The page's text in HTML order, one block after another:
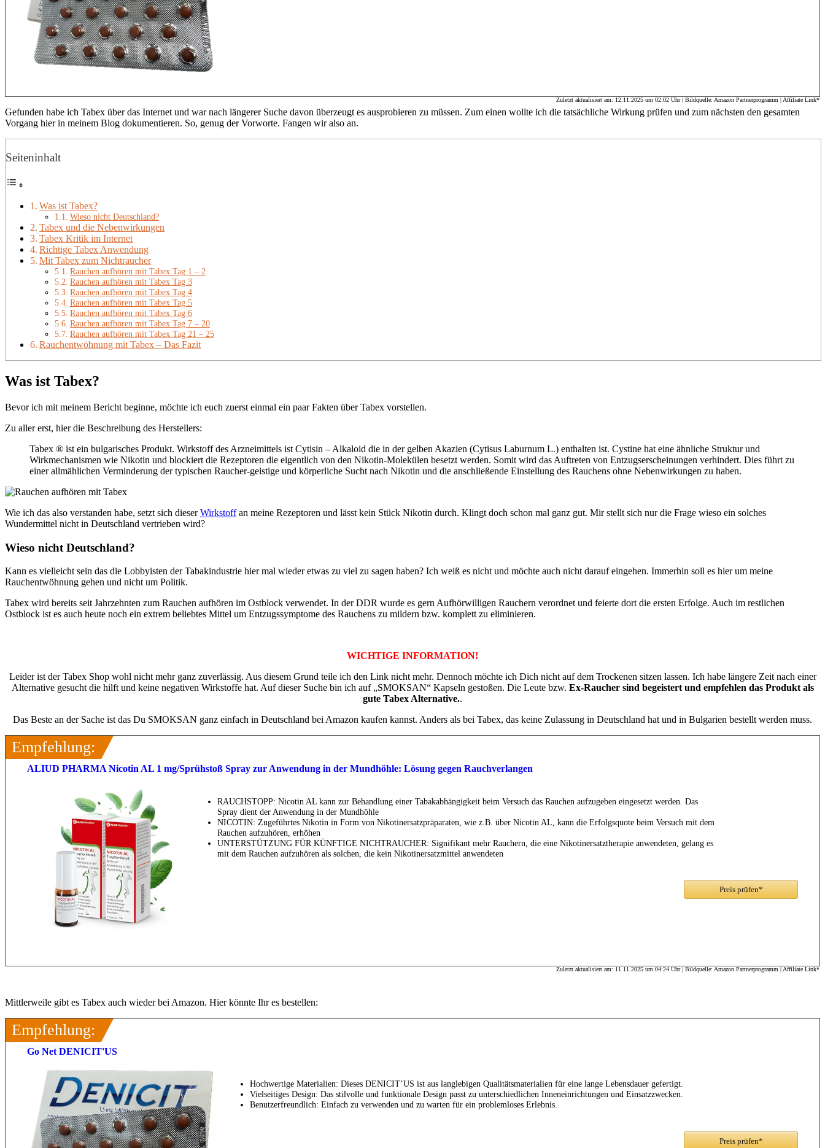
Zuletzt aktualisiert am: 12.11.2025 um 02:02 Uhr | Bildquelle: Amazon Partnerprogramm | Affiliate Link*
Gefunden habe ich Tabex über das Internet und war nach längerer Suche davon überzeugt es ausprobieren zu müssen. Zum einen wollte ich die tatsächliche Wirkung prüfen und zum nächsten den gesamten
Vorgang hier in meinem Blog dokumentieren. So, genug der Vorworte. Fangen wir also an.
Seiteninhalt
Was ist Tabex?
Wieso nicht Deutschland?
Tabex und die Nebenwirkungen
Tabex Kritik im Internet
Richtige Tabex Anwendung
Mit Tabex zum Nichtraucher
Rauchen aufhören mit Tabex Tag 1 – 2
Rauchen aufhören mit Tabex Tag 3
Rauchen aufhören mit Tabex Tag 4
Rauchen aufhören mit Tabex Tag 5
Rauchen aufhören mit Tabex Tag 6
Rauchen aufhören mit Tabex Tag 7 – 20
Rauchen aufhören mit Tabex Tag 21 – 25
Rauchentwöhnung mit Tabex – Das Fazit
Was ist Tabex?
Bevor ich mit meinem Bericht beginne, möchte ich euch zuerst einmal ein paar Fakten über Tabex vorstellen.
Zu aller erst, hier die Beschreibung des Herstellers:
Tabex ® ist ein bulgarisches Produkt. Wirkstoff des Arzneimittels ist Cytisin – Alkaloid die in der gelben Akazien (Cytisus Laburnum L.) enthalten ist. Cystine hat eine ähnliche Struktur und
Wirkmechanismen wie Nikotin und blockiert die Rezeptoren die eigentlich von den Nikotin-Molekülen besetzt werden. Somit wird das Auftreten von Entzugserscheinungen verhindert. Dies führt zu
einer allmählichen Verminderung der typischen Raucher-geistige und körperliche Sucht nach Nikotin und die anschließende Einstellung des Rauchens ohne Nebenwirkungen zu haben.
Wie ich das also verstanden habe, setzt sich dieserWirkstoffan meine Rezeptoren und lässt kein Stück Nikotin durch. Klingt doch schon mal ganz gut. Mir stellt sich nur die Frage wieso ein solches
Wundermittel nicht in Deutschland vertrieben wird?
Wieso nicht Deutschland?
Kann es vielleicht sein das die Lobbyisten der Tabakindustrie hier mal wieder etwas zu viel zu sagen haben? Ich weiß es nicht und möchte auch nicht darauf eingehen. Immerhin soll es hier um meine
Rauchentwöhnung gehen und nicht um Politik.
Tabex wird bereits seit Jahrzehnten zum Rauchen aufhören im Ostblock verwendet. In der DDR wurde es gern Aufhörwilligen Rauchern verordnet und feierte dort die ersten Erfolge. Auch im restlichen
Ostblock ist es auch heute noch ein extrem beliebtes Mittel um Entzugssymptome des Rauchens zu mildern bzw. komplett zu eliminieren.
WICHTIGE INFORMATION!
Leider ist der Tabex Shop wohl nicht mehr ganz zuverlässig. Aus diesem Grund teile ich den Link nicht mehr. Dennoch möchte ich Dich nicht auf dem Trockenen sitzen lassen. Ich habe längere Zeit nach einer
Alternative gesucht die hilft und keine negativen Wirkstoffe hat. Auf dieser Suche bin ich auf „SMOKSAN“ Kapseln gestoßen. Die Leute bzw. Ex-Raucher sind begeistert und empfehlen das Produkt als
gute Tabex Alternative..
Das Beste an der Sache ist das Du SMOKSAN ganz einfach in Deutschland bei Amazon kaufen kannst. Anders als bei Tabex, das keine Zulassung in Deutschland hat und in Bulgarien bestellt werden muss.
Empfehlung:
ALIUD PHARMA Nicotin AL 1 mg/Sprühstoß Spray zur Anwendung in der Mundhöhle: Lösung gegen Rauchverlangen
RAUCHSTOPP: Nicotin AL kann zur Behandlung einer Tabakabhängigkeit beim Versuch das Rauchen aufzugeben eingesetzt werden. Das
Spray dient der Anwendung in der Mundhöhle
NICOTIN: Zugeführtes Nikotin in Form von Nikotinersatzpräparaten, wie z.B. über Nicotin AL, kann die Erfolgsquote beim Versuch mit dem
Rauchen aufzuhören, erhöhen
UNTERSTÜTZUNG FÜR KÜNFTIGE NICHTRAUCHER: Signifikant mehr Rauchern, die eine Nikotinersatztherapie anwendeten, gelang es
mit dem Rauchen aufzuhören als solchen, die kein Nikotinersatzmittel anwendeten
Preis prüfen*
Zuletzt aktualisiert am: 11.11.2025 um 04:24 Uhr | Bildquelle: Amazon Partnerprogramm | Affiliate Link*
Mittlerweile gibt es Tabex auch wieder bei Amazon. Hier könnte Ihr es bestellen:
Empfehlung:
Go Net DENICIT'US
Hochwertige Materialien: Dieses DENICIT’US ist aus langlebigen Qualitätsmaterialien für eine lange Lebensdauer gefertigt.
Vielseitiges Design: Das stilvolle und funktionale Design passt zu unterschiedlichen Inneneinrichtungen und Einsatzzwecken.
Benutzerfreundlich: Einfach zu verwenden und zu warten für ein problemloses Erlebnis.
Preis prüfen*